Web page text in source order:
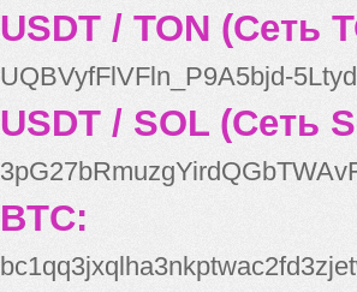
USDT / TON (Сеть
UQBVyfFlVFln_P9A5bjd-
USDT / SOL (Сеть
BTC: